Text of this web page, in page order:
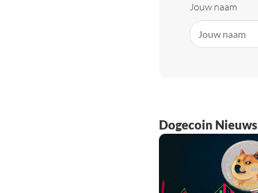
Jouw naam
Dogecoin Nieuws